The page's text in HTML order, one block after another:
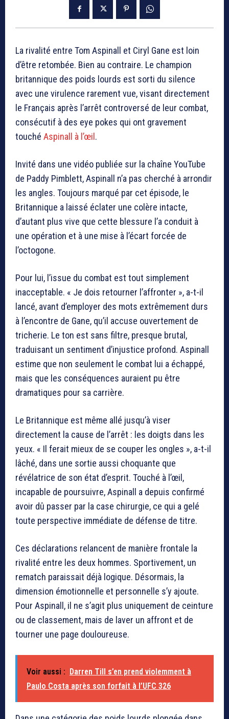
La rivalité entre Tom Aspinall et Ciryl Gane est loin
d’être retombée. Bien au contraire. Le champion
britannique des poids lourds est sorti du silence
avec une virulence rarement vue, visant directement
le Français après l’arrêt controversé de leur combat,
consécutif à des eye pokes qui ont gravement
touché Aspinall à l’œil .
Invité dans une vidéo publiée sur la chaîne YouTube
de Paddy Pimblett, Aspinall n’a pas cherché à arrondir
les angles. Toujours marqué par cet épisode, le
Britannique a laissé éclater une colère intacte,
d’autant plus vive que cette blessure l’a conduit à
une opération et à une mise à l’écart forcée de
l’octogone.
Pour lui, l’issue du combat est tout simplement
inacceptable. « Je dois retourner l’affronter », a-t-il
lancé, avant d’employer des mots extrêmement durs
à l’encontre de Gane, qu’il accuse ouvertement de
tricherie. Le ton est sans filtre, presque brutal,
traduisant un sentiment d’injustice profond. Aspinall
estime que non seulement le combat lui a échappé,
mais que les conséquences auraient pu être
dramatiques pour sa carrière.
Le Britannique est même allé jusqu’à viser
directement la cause de l’arrêt : les doigts dans les
yeux. « Il ferait mieux de se couper les ongles », a-t-il
lâché, dans une sortie aussi choquante que
révélatrice de son état d’esprit. Touché à l’œil,
incapable de poursuivre, Aspinall a depuis confirmé
avoir dû passer par la case chirurgie, ce qui a gelé
toute perspective immédiate de défense de titre.
Ces déclarations relancent de manière frontale la
rivalité entre les deux hommes. Sportivement, un
rematch paraissait déjà logique. Désormais, la
dimension émotionnelle et personnelle s’y ajoute.
Pour Aspinall, il ne s’agit plus uniquement de ceinture
ou de classement, mais de laver un affront et de
tourner une page douloureuse.
Voir aussi :
Darren Till s’en prend violemment à
Paulo Costa après son forfait à l’UFC 326